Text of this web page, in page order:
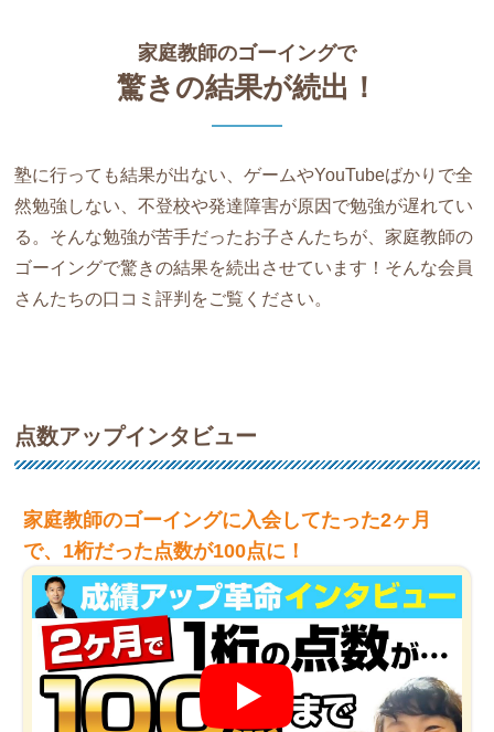
家庭教師のゴーイングで
驚きの結果が続出！
塾に行っても結果が出ない、ゲームやYouTubeばかりで全
然勉強しない、不登校や発達障害が原因で勉強が遅れてい
る。そんな勉強が苦手だったお子さんたちが、家庭教師の
ゴーイングで驚きの結果を続出させています！そんな会員
さんたちの口コミ評判をご覧ください。
点数アップインタビュー
家庭教師のゴーイングに入会してたった2ヶ月
で、1桁だった点数が100点に！